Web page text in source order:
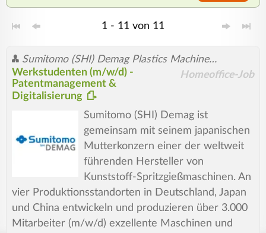
1 - 11 von 11
Sumitomo (SHI) Demag Plastics Machinery GmbH
Homeoffice-Job
Werkstudenten (m/w/d) -
Patentmanagement &
Digitalisierung
Sumitomo (SHI) Demag ist
gemeinsam mit seinem japanischen
Mutterkonzern einer der weltweit
führenden Hersteller von
Kunststoff-Spritzgießmaschinen. An
vier Produktionsstandorten in Deutschland, Japan
und China entwickeln und produzieren über 3.000
Mitarbeiter (m/w/d) exzellente Maschinen und